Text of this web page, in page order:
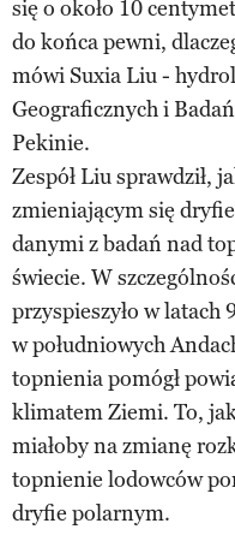
się o około 10
do końca pewni,
mówi Suxia Liu -
Geograficznych i
Pekinie.
Zespół Liu sprawdził,
zmieniającym się
danymi z badań nad
świecie. W
przyspieszyło w
w południowych
topnienia pomógł
klimatem Ziemi. To,
miałoby na zmianę
topnienie lodowców
dryfie polarnym.